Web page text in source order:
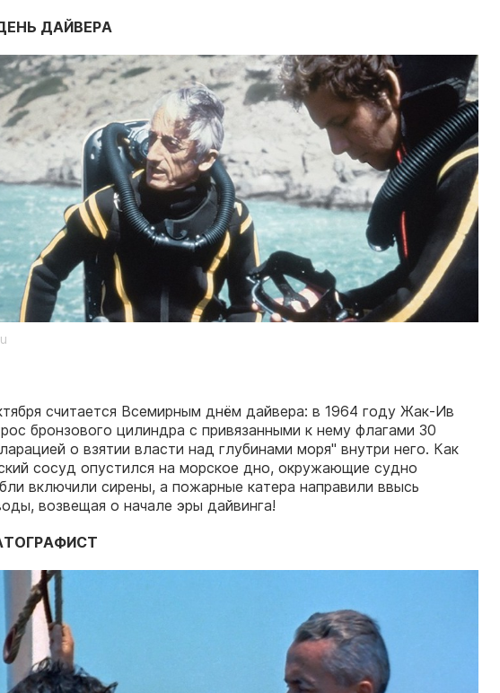
ДАЙВЕРА
считается Всемирным днём дайвера: в 1964 году Жак-Ив
бронзового цилиндра с привязанными к нему флагами 30
о взятии власти над глубинами моря" внутри него. Как
сосуд опустился на морское дно, окружающие судно
включили сирены, а пожарные катера направили ввысь
возвещая о начале эры дайвинга!